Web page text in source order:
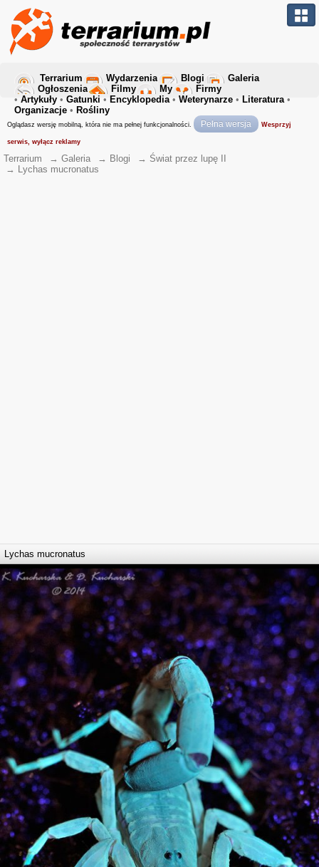
Terrarium Wydarzenia Blogi
Galeria
Ogłoszenia
Filmy My
Firmy
• Artykuły • Gatunki • Encyklopedia• Weterynarze • Literatura•
Organizacje • Rośliny
Oglądasz wersję mobilną, która nie ma pełnej funkcjonalności. Pełna wersja Wesprzyj
serwis, wyłącz reklamy
Terrarium → Galeria → Blogi → Świat przez lupę II
→ Lychas mucronatus
Lychas mucronatus